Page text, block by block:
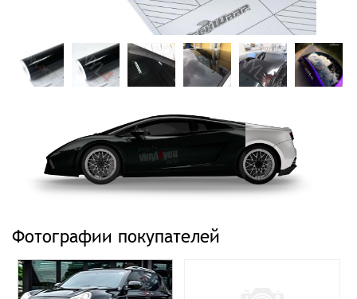
Фотографии покупателей